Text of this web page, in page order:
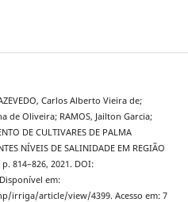
Carlos Alberto Vieira de;
de Oliveira; RAMOS, Jailton Garcia;
DE CULTIVARES DE PALMA
NÍVEIS DE SALINIDADE EM REGIÃO
814–826, 2021. DOI:
em:
irriga/article/view/4399. Acesso em: 7